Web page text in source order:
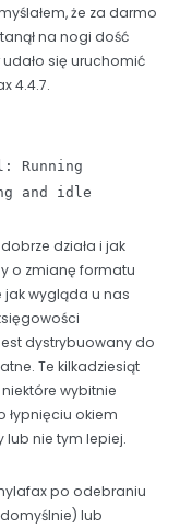
że za darmo
na nogi dość
się uruchomić
4.4.7.
Running
and idle
działa i jak
o zmianę formatu
jak wygląda u nas
dystrybuowany do
Te kilkadziesiąt
wybitnie
łypnięciu okiem
lub nie tym lepiej.
po odebraniu
lub